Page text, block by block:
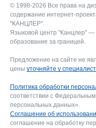
© 1998-2026 Все права на
содержание интернет-
"КАНЦЛЕР".
Языковой центр "Канцлер" —
образование за границей.
Предложение на сайте не
цены уточняйте у
Политика обработки
соответствии с
персональных данных».
Соглашение об
соглашение на обработку